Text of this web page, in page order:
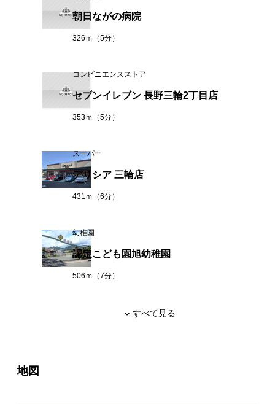
朝日ながの病院
326ｍ（5分）
コンビニエンスストア
セブンイレブン 長野三輪2丁目店
353ｍ（5分）
スーパー
デリシア 三輪店
431ｍ（6分）
幼稚園
認定こども園旭幼稚園
506ｍ（7分）
すべて見る
地図